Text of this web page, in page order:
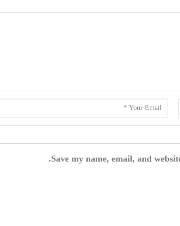
Save my name, email, and